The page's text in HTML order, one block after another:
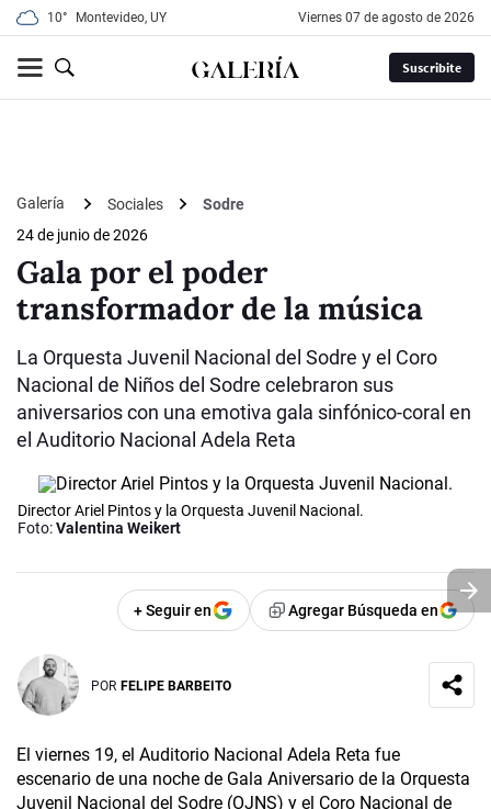
10° Montevideo, UY viernes 07 de agosto de 2026
Suscribite
Galería Sociales
Sodre
24 de junio de 2026
Gala por el poder
transformador de la música
La Orquesta Juvenil Nacional del Sodre y el Coro
Nacional de Niños del Sodre celebraron sus
aniversarios con una emotiva gala sinfónico-coral en
el Auditorio Nacional Adela Reta
Director Ariel Pintos y la Orquesta Juvenil Nacional.
Foto:Valentina Weikert
+ Seguir en Agregar Búsqueda en
POR FELIPE BARBEITO
El viernes 19, el Auditorio Nacional Adela Reta fue
escenario de una noche de Gala Aniversario de la Orquesta
Juvenil Nacional del Sodre (OJNS) y el Coro Nacional de